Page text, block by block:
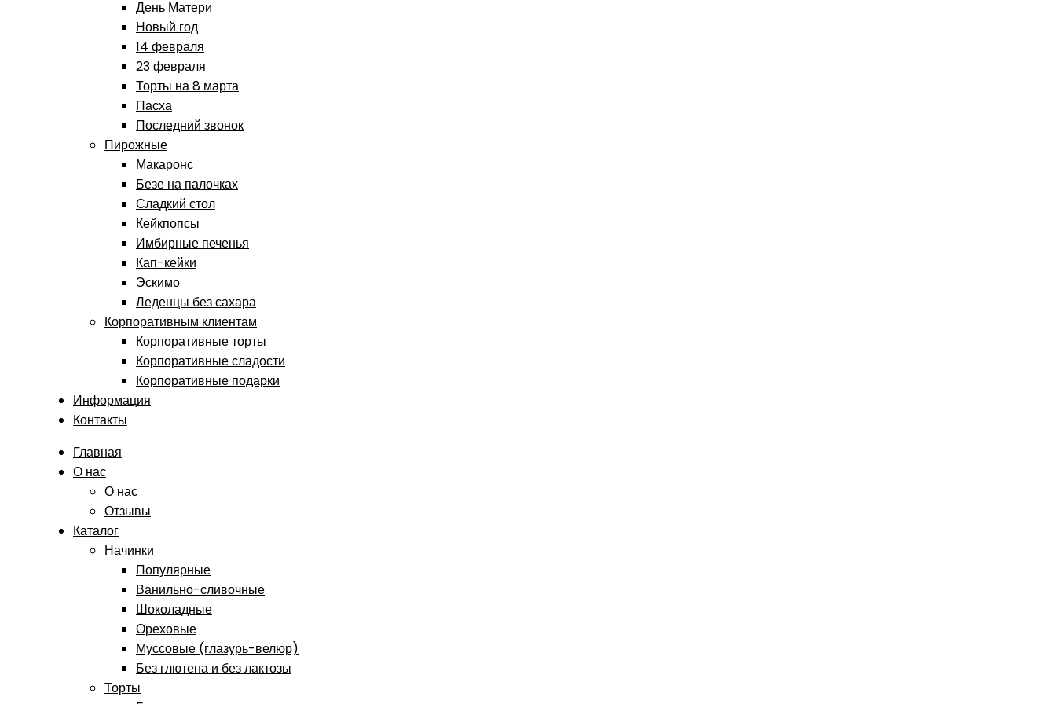
День Матери
Новый год
14 февраля
23 февраля
Торты на 8 марта
Пасха
Последний звонок
Пирожные
Макаронс
Безе на палочках
Сладкий стол
Кейкпопсы
Имбирные печенья
Кап-кейки
Эскимо
Леденцы без сахара
Корпоративным клиентам
Корпоративные торты
Корпоративные сладости
Корпоративные подарки
Информация
Контакты
Главная
О нас
О нас
Отзывы
Каталог
Начинки
Популярные
Ванильно-сливочные
Шоколадные
Ореховые
Муссовые (глазурь-велюр)
Без глютена и без лактозы
Торты